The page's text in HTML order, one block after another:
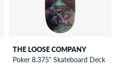
THE LOOSE COMPANY
Poker 8.375" Skateboard Deck